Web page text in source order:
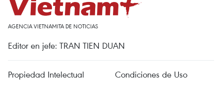
AGENCIA VIETNAMITA DE NOTICIAS
Editor en jefe: TRAN TIEN DUAN
Propiedad Intelectual
Condiciones de Uso